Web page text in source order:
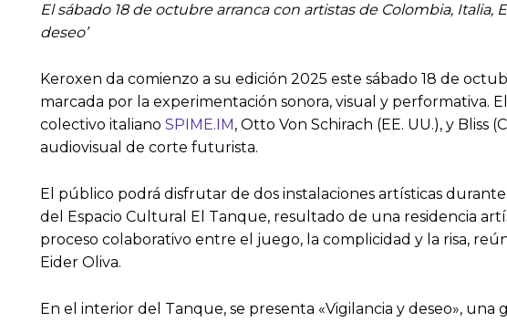
El sábado 18 de octubre arranca con artistas de Colombia,
deseo’
Keroxen da comienzo a su edición 2025 este sábado 18 de
marcada por la experimentación sonora, visual y performativa.
colectivo italiano SPIME.IM, Otto Von Schirach (EE. UU.), y Bliss
audiovisual de corte futurista.
El público podrá disfrutar de dos instalaciones artísticas
del Espacio Cultural El Tanque, resultado de una residencia
proceso colaborativo entre el juego, la complicidad y la risa,
Eider Oliva.
En el interior del Tanque, se presenta «Vigilancia y deseo»,